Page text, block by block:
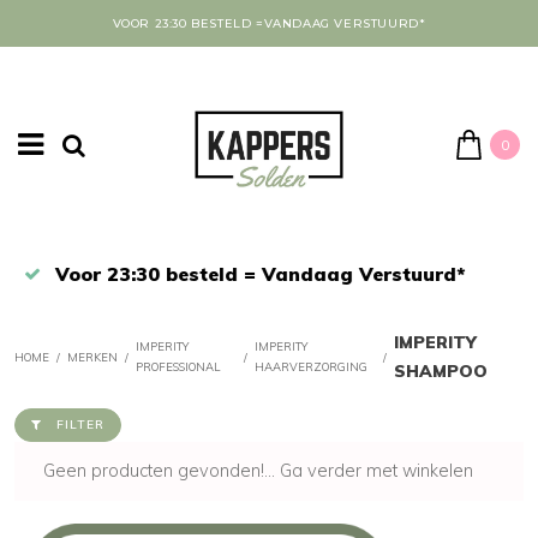
VOOR 23:30 BESTELD =VANDAAG VERSTUURD*
0
Afrekenen in een veilige omgeving
HOME / MERKEN /
IMPERITY
PROFESSIONAL
/
IMPERITY
HAARVERZORGING
/
IMPERITY
SHAMPOO
FILTER
Geen producten gevonden!... Ga verder met winkelen